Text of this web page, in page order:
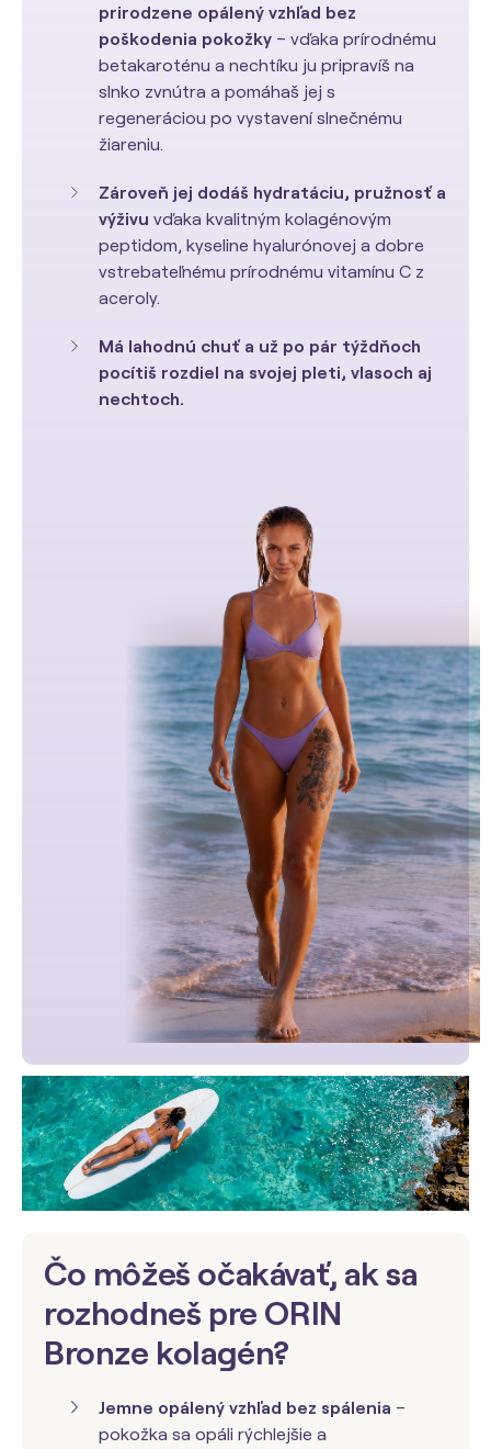
prirodzene opálený vzhľad bez
poškodenia pokožky – vďaka prírodnému
betakaroténu a nechtíku ju pripravíš na
slnko zvnútra a pomáhaš jej s
regeneráciou po vystavení slnečnému
žiareniu.
Zároveň jej dodáš hydratáciu, pružnosť a
výživu vďaka kvalitným kolagénovým
peptidom, kyseline hyalurónovej a dobre
vstrebateľnému prírodnému vitamínu C z
aceroly.
Má lahodnú chuť a už po pár týždňoch
pocítiš rozdiel na svojej pleti, vlasoch aj
nechtoch.
Čo môžeš očakávať, ak sa
rozhodneš pre ORIN
Bronze kolagén?
Jemne opálený vzhľad bez spálenia –
pokožka sa opáli rýchlejšie a